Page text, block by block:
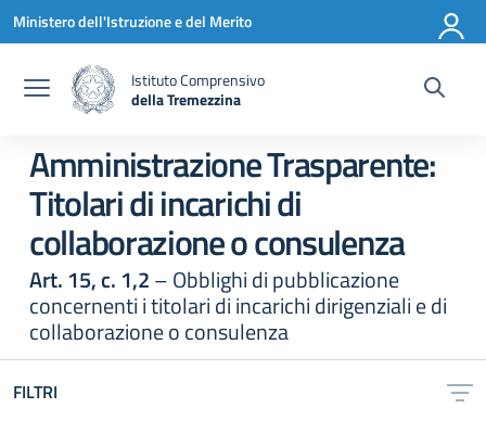
Vai ai contenuti
Vai al menu di navigazione
Vai al footer
Ministero dell'Istruzione e del Merito
Istituto Comprensivo
della Tremezzina
Amministrazione Trasparente:
Titolari di incarichi di
collaborazione o consulenza
Art. 15, c. 1,2– Obblighi di pubblicazione
concernenti i titolari di incarichi dirigenziali e di
collaborazione o consulenza
FILTRI